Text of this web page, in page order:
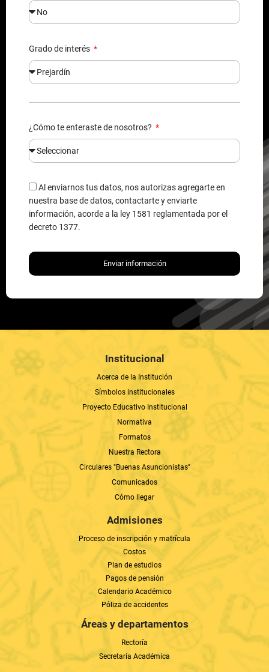
Grado de interés
¿Cómo te enteraste de nosotros?
Al enviarnos tus datos, nos autorizas agregarte en
nuestra base de datos, contactarte y enviarte
información, acorde a la ley 1581 reglamentada por el
decreto 1377.
Enviar información
Institucional
Acerca de la Institución
Símbolos institucionales
Proyecto Educativo Institucional
Normativa
Formatos
Nuestra Rectora
Circulares "Buenas Asuncionistas"
Comunicados
Cómo llegar
Admisiones
Proceso de inscripción y matrícula
Costos
Plan de estudios
Pagos de pensión
Calendario Académico
Póliza de accidentes
Áreas y departamentos
Rectoría
Secretaría Académica